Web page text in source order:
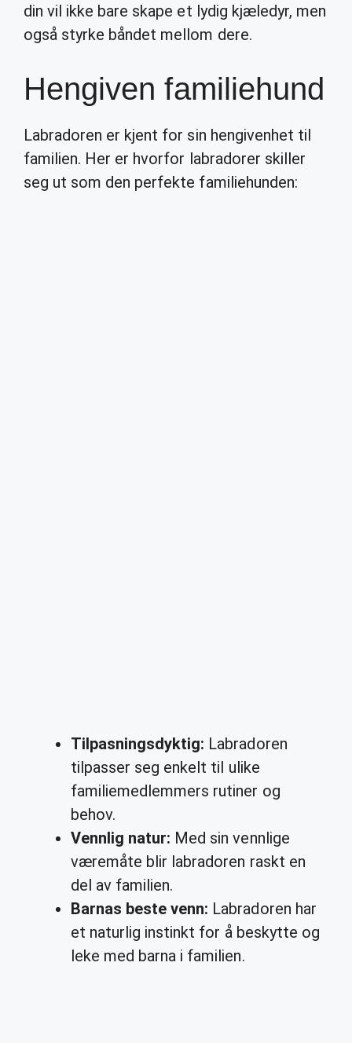
din vil ikke bare skape et lydig kjæledyr, men
også styrke båndet mellom dere.
Hengiven familiehund
Labradoren er kjent for sin hengivenhet til
familien. Her er hvorfor labradorer skiller
seg ut som den perfekte familiehunden:
Tilpasningsdyktig: Labradoren
tilpasser seg enkelt til ulike
familiemedlemmers rutiner og
behov.
Vennlig natur: Med sin vennlige
væremåte blir labradoren raskt en
del av familien.
Barnas beste venn: Labradoren har
et naturlig instinkt for å beskytte og
leke med barna i familien.